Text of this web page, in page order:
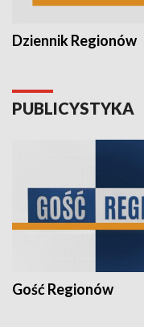
Dziennik Regionów
PUBLICYSTYKA
Gość Regionów